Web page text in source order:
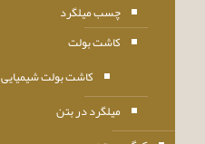
چسب میلگرد
کاشت بولت
کاشت بولت شیمیایی
میلگرد در بتن